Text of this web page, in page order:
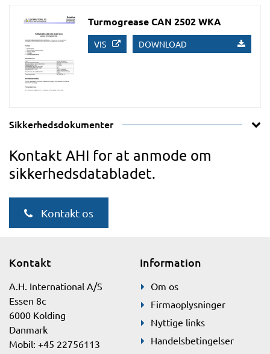
Turmogrease CAN 2502 WKA
VIS DOWNLOAD
Sikkerhedsdokumenter
Kontakt AHI for at anmode om
sikkerhedsdatabladet.
Kontakt os
Kontakt
A.H. International A/S
Essen 8c
6000 Kolding
Danmark
Mobil: +45 22756113
Information
Om os
Firmaoplysninger
Nyttige links
Handelsbetingelser